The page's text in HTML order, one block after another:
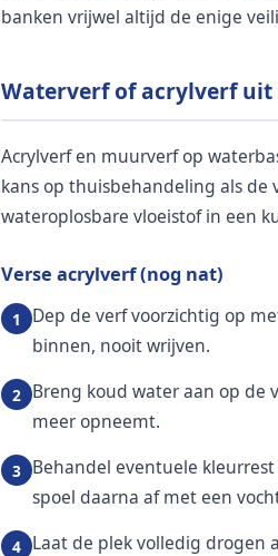
banken vrijwel altijd de enige
Waterverf of acrylverf
Acrylverf en muurverf op
kans op thuisbehandeling als de
wateroplosbare vloeistof in een
Verse acrylverf (nog nat)
Dep de verf voorzichtig op
binnen, nooit wrijven.
Breng koud water aan op de
meer opneemt.
Behandel eventuele
spoel daarna af met een
Laat de plek volledig drogen